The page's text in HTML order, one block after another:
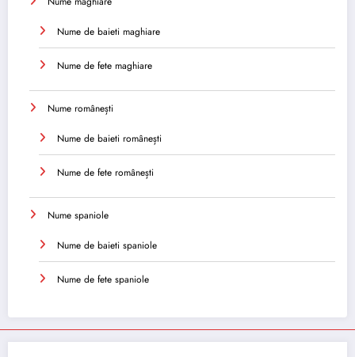
Nume de baieti maghiare
Nume de fete maghiare
Nume românești
Nume de baieti românești
Nume de fete românești
Nume spaniole
Nume de baieti spaniole
Nume de fete spaniole